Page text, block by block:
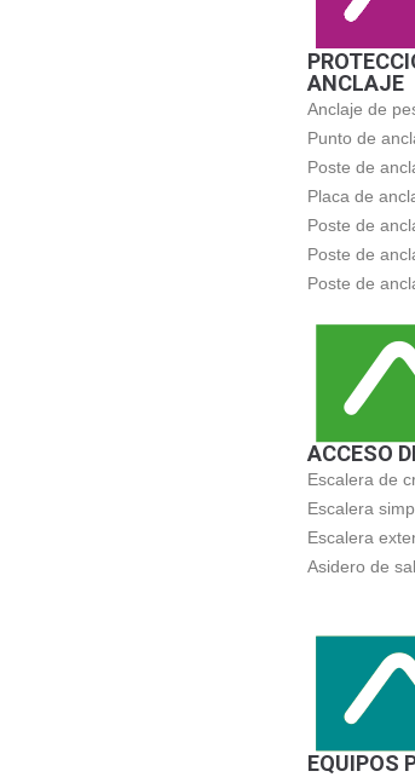
ANCLAJE
Anclaje de
Punto de
Poste de
Placa de
Poste de
Poste de
Poste de
ACCESO
Escalera de
Escalera
Escalera
Asidero de
EQUIPOS